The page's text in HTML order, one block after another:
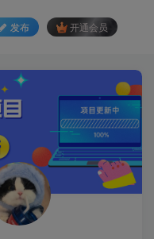
发布 开通会员